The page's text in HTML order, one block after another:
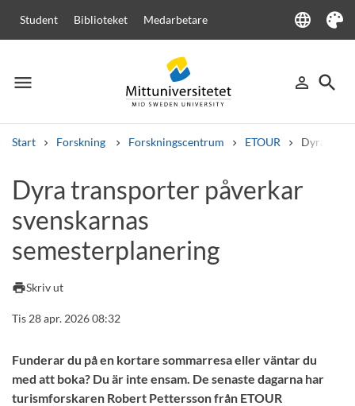
Student Biblioteket Medarbetare language
Language
Tema
menu
Meny person_outline
Logga in
search
Sök
Start Forskning Forskningscentrum ETOUR Dyra
Andra söktjänster
Kurser och programKursplaner
Lediga jobb
Dyra transporter påverkar
svenskarnas
semesterplanering
printSkriv ut
Tis 28 apr. 2026 08:32
Funderar du på en kortare sommarresa eller väntar du
med att boka? Du är inte ensam. De senaste dagarna har
turismforskaren Robert Pettersson från ETOUR